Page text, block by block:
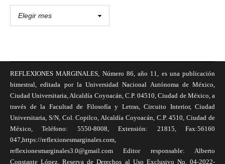
REFLEXIONES MARGINALES, Número 86, año 11, es una publicación
bimestral, editada por la Universidad Nacional Autónoma de México,
Ciudad Universitaria, Alcaldía Coyoacán, C.P. 04510, Ciudad de México, a
través de la Facultad de Filosofía y Letras, Circuito Interior, Ciudad
Universitaria, S/N, Col. Copilco, Alcaldía Coyoacán, C.P. 4510, Ciudad de
México, Teléfono: 5550-8008, Extensión: 21815, Fax:56160
047,https://reflexionesmarginales.com,
reflexionesmarginales3.0@gmail.com Editor responsable: Alberto
Constante López, Reserva de Derechos al Uso Exclusivo No. 04-2022-